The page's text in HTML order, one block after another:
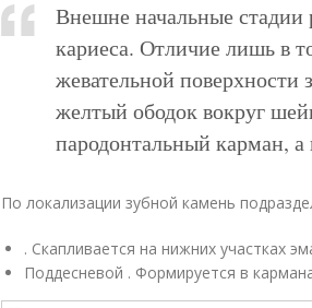
Внешне начальные стадии
кариеса. Отличие лишь в
жевательной
желтый ободок вокруг
пародонтальный карман, а
По локализации зубной камень
. Скапливается на нижних участках
Поддесневой . Формируется в